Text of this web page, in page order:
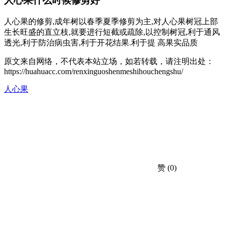
人心果的修剪,成年树以春季夏季修剪为主,对人心果树冠上部
生长旺盛的直立枝,就要进行短截或疏除,以控制树冠,利于通风
透光,利于防治病虫害,利于开花结果.利于提 高果实品质
原文来自网络，不代表本站立场，如若转载，请注明出处：
https://huahuacc.com/renxinguoshenmeshihouchengshu/
人心果
赞 (0)